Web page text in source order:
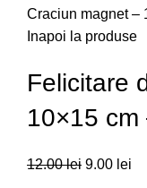
Craciun magnet –
Inapoi la produse
Felicitare
10×15 cm
12.00lei 9.00 lei